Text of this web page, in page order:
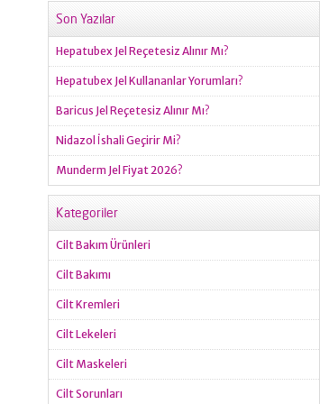
Son Yazılar
Hepatubex Jel Reçetesiz Alınır Mı?
Hepatubex Jel Kullananlar Yorumları?
Baricus Jel Reçetesiz Alınır Mı?
Nidazol İshali Geçirir Mi?
Munderm Jel Fiyat 2026?
Kategoriler
Cilt Bakım Ürünleri
Cilt Bakımı
Cilt Kremleri
Cilt Lekeleri
Cilt Maskeleri
Cilt Sorunları